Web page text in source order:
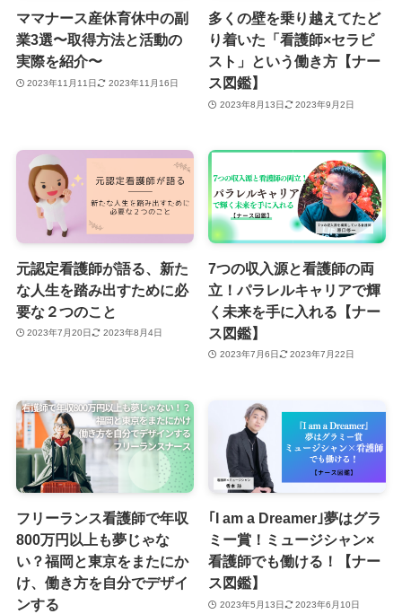
ママナース産休育休中の副
業3選〜取得方法と活動の
実際を紹介〜
2023年11月11日 2023年11月16日
多くの壁を乗り越えてたど
り着いた「看護師×セラピ
スト」という働き方【ナー
ス図鑑】
2023年8月13日 2023年9月2日
元認定看護師が語る、新た
な人生を踏み出すために必
要な２つのこと
2023年7月20日 2023年8月4日
7つの収入源と看護師の両
立！パラレルキャリアで輝
く未来を手に入れる【ナー
ス図鑑】
2023年7月6日 2023年7月22日
フリーランス看護師で年収
800万円以上も夢じゃな
い？福岡と東京をまたにか
け、働き方を自分でデザイ
ンする
｢I am a Dreamer｣夢はグラ
ミー賞！ミュージシャン×
看護師でも働ける！【ナー
ス図鑑】
2023年5月13日 2023年6月10日